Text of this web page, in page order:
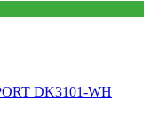
DK3101-WH